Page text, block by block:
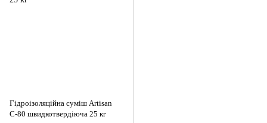
Гідроізоляційна суміш Artisan
С-80 швидкотвердіюча 25 кг